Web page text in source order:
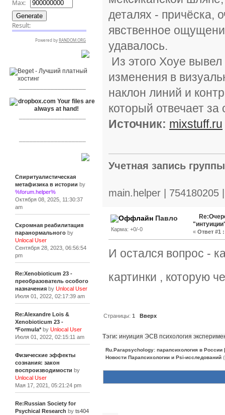
Спиритуалистическая
метафизика в истории by
%forum.helper%
Октября 08, 2025, 11:30:37
am
Скромная реабилитация
паранормальногоby
Unlocal User
Сентября 28, 2023, 06:56:54
pm
Re:Xenobioticum 23 -
преобразователь особого
назначенияby Unlocal User
Июля 01, 2022, 02:17:39 am
Re:Alexandre Lois &
Xenobioticum 23 -
*Formula*by Unlocal User
Июля 01, 2022, 02:15:11 am
Физические эффекты
сознания: закон
воспроизводимости by
Unlocal User
Мая 17, 2021, 05:21:24 pm
Re:Russian Society for
Psychical Research by ts404
деталях - причёска,
явственное
удавалось.
Из этого Хоуе
изменения в
наклон линий и
который отвечает
Источник: mixstuff.ru
Учетная запись
main.helper |
Павло
Карма: +0/-0 « Ответ #1 :
И остался вопрос -
картинки , которую
Страницы:1 Вверх
Тэги: инуиция ЭСВ психология
Ru.Parapsychology: парапсихология в
Новости Парапсихологии и Psi-исследований